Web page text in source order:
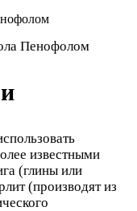
Пенофолом
известными
(глины или
(производят из